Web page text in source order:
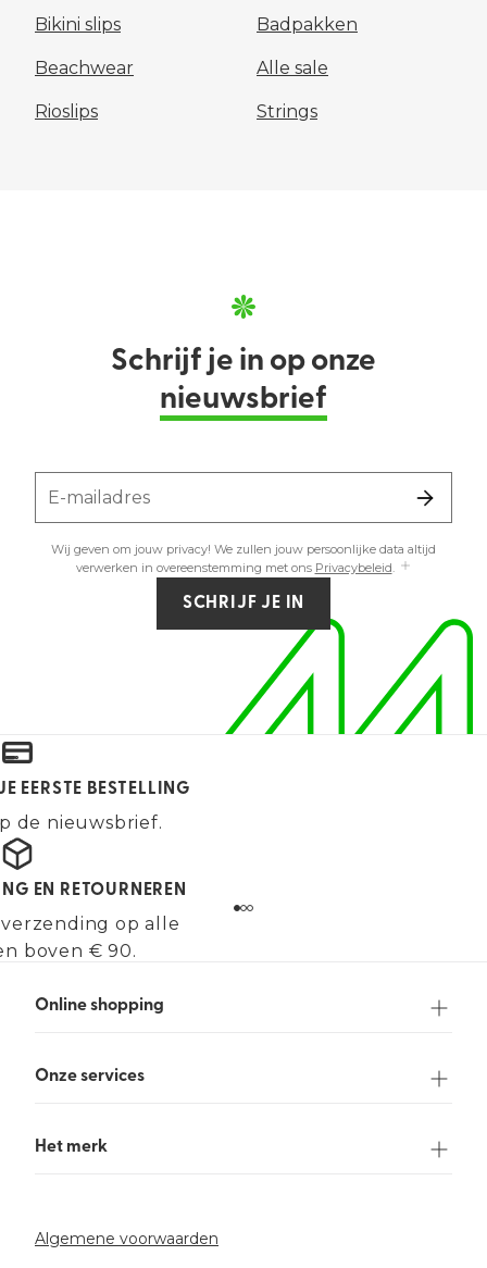
Bikini slips Badpakken
Beachwear Alle sale
Rioslips Strings
Schrijf je in op onze
nieuwsbrief
E-mailadres
Wij geven om jouw privacy! We zullen jouw persoonlijke data altijd
verwerken in overeenstemming met ons Privacybeleid.
SCHRIJF JE IN
EERSTE BESTELLING
de nieuwsbrief.
EN RETOURNEREN
op alle
boven € 90.
Online shopping
Onze services
Het merk
Algemene voorwaarden